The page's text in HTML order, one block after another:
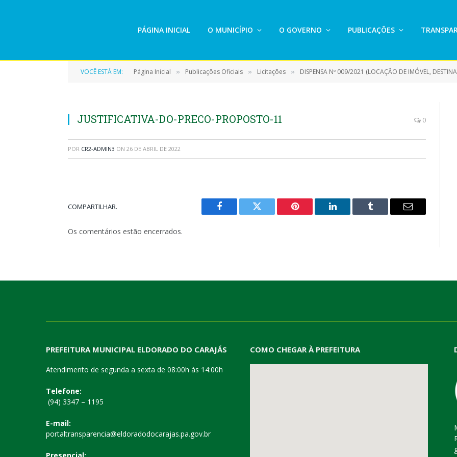
PÁGINA INICIAL O MUNICÍPIO O GOVERNO PUBLICAÇÕES
VOCÊ ESTÁ EM: Página Inicial » Publicações Oficiais » Licitações » DISPENSA Nº 009/2021 (LOCAÇÃO DE IMÓVEL, DESTINADO A
JUSTIFICATIVA-DO-PRECO-PROPOSTO-11 0
POR CR2-ADMIN3 ON 26 DE ABRIL DE 2022
COMPARTILHAR.
Facebook Twitter Pinterest LinkedIn Tumblr
E-
Os comentários estão encerrados.
PREFEITURA MUNICIPAL ELDORADO DO CARAJÁS
Atendimento de segunda a sexta de 08:00h às 14:00h
Telefone:
(94) 3347 – 1195
E-mail:
portaltransparencia@eldoradodocarajas.pa.gov.br
COMO CHEGAR À PREFEITURA